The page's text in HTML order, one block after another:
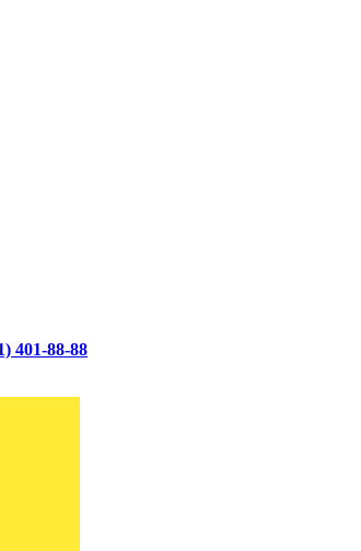
401-88-88